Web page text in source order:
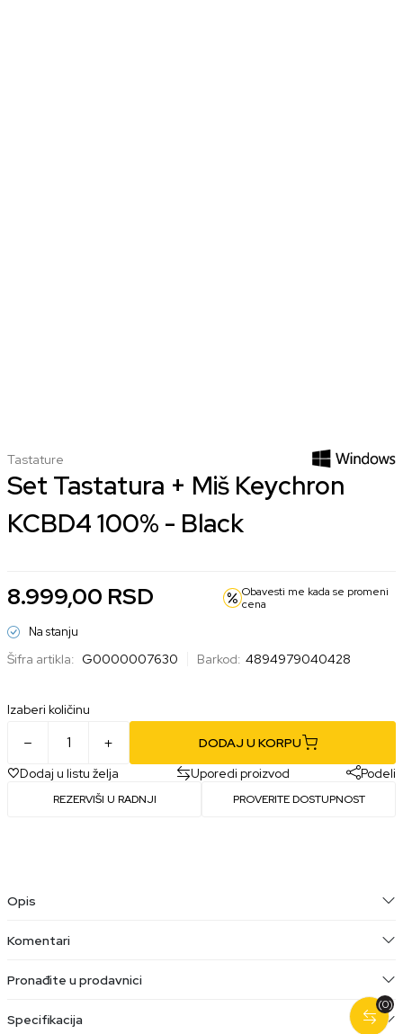
Tastature
Set Tastatura + Miš Keychron
KCBD4 100% - Black
8.999,00 RSD
Obavesti me kada se promeni
cena
Na stanju
Šifra artikla: G0000007630 Barkod: 4894979040428
Izaberi količinu
DODAJ U KORPU
Dodaj u listu želja
Uporedi proizvod Podeli
REZERVIŠI U RADNJI PROVERITE DOSTUPNOST
(0)
Opis
Komentari
Pronađite u prodavnici
Specifikacija